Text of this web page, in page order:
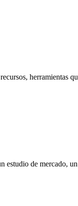
herramientas
de mercado,